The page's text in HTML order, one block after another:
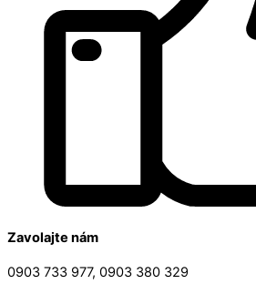
Zavolajte nám
0903 733 977, 0903 380 329